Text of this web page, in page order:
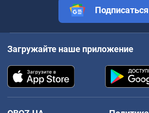
Подписаться
Загружайте наше приложение